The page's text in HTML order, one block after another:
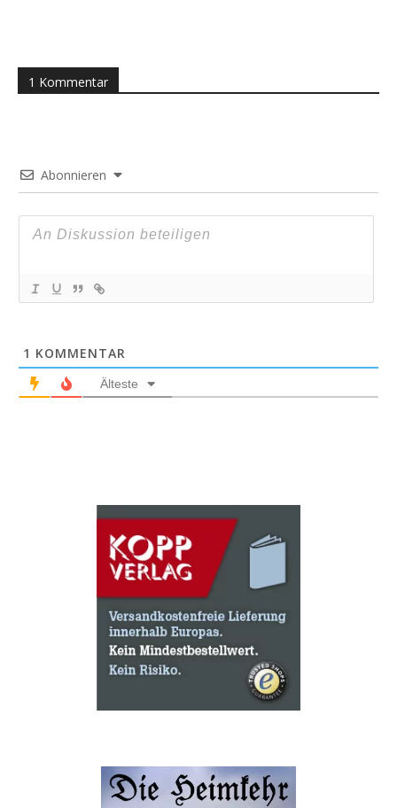
1 Kommentar
Abonnieren
1 KOMMENTAR
Älteste